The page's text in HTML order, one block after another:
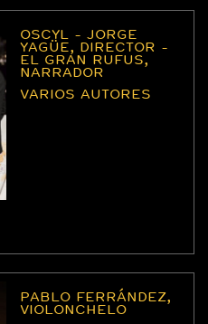
OSCYL - JORGE
YAGÜE, DIRECTOR -
EL GRAN RUFUS,
NARRADOR
VARIOS AUTORES
PABLO FERRÁNDEZ,
VIOLONCHELO